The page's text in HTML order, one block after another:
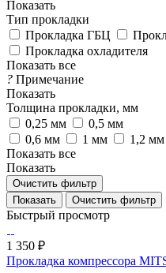
Показать
Тип прокладки
Прокладка ГБЦ
Прокладка охладителя
Показать все
? Примечание
Показать
Толщина прокладки, мм
0,25 мм
0,5 мм
0,6 мм
1 мм 1,2 мм
Показать все
Показать
Очистить фильтр
Очистить фильтр
Быстрый просмотр
1 350 ₽
Прокладка компрессора